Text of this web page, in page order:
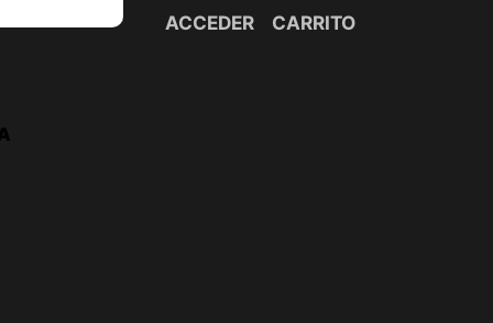
ACCEDER CARRITO